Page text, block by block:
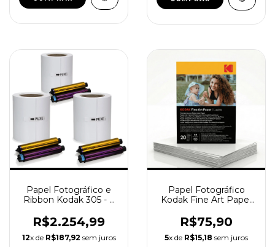
Papel Fotográfico e
Ribbon Kodak 305 - 3
R$2.254,99
12x de R$187,92 sem juros
Papel Fotográfico
Kodak Fine Art Paper
Folhas
R$75,90
5x de R$15,18 sem juros